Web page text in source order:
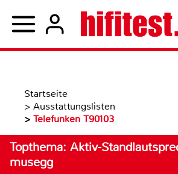
Startseite
> Ausstattungslisten
> Telefunken T90103
Topthema: Aktiv-
musegg